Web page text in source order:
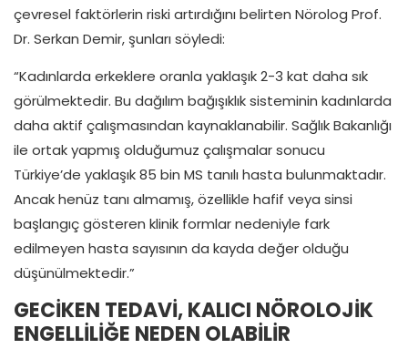
çevresel faktörlerin riski artırdığını belirten Nörolog Prof.
Dr. Serkan Demir, şunları söyledi:
“Kadınlarda erkeklere oranla yaklaşık 2-3 kat daha sık
görülmektedir. Bu dağılım bağışıklık sisteminin kadınlarda
daha aktif çalışmasından kaynaklanabilir. Sağlık Bakanlığı
ile ortak yapmış olduğumuz çalışmalar sonucu
Türkiye’de yaklaşık 85 bin MS tanılı hasta bulunmaktadır.
Ancak henüz tanı almamış, özellikle hafif veya sinsi
başlangıç gösteren klinik formlar nedeniyle fark
edilmeyen hasta sayısının da kayda değer olduğu
düşünülmektedir.”
GECİKEN TEDAVİ, KALICI NÖROLOJİK
ENGELLİLİĞE NEDEN OLABİLİR